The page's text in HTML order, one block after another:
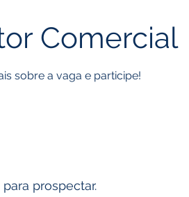
Comercial
sobre a vaga e participe!
prospectar.